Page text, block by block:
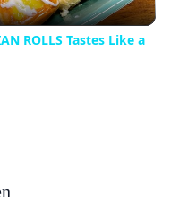
ROLLS Tastes Like a